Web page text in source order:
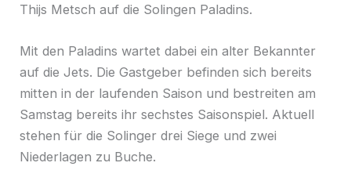
Thijs Metsch auf die Solingen Paladins.
Mit den Paladins wartet dabei ein alter Bekannter
auf die Jets. Die Gastgeber befinden sich bereits
mitten in der laufenden Saison und bestreiten am
Samstag bereits ihr sechstes Saisonspiel. Aktuell
stehen für die Solinger drei Siege und zwei
Niederlagen zu Buche.